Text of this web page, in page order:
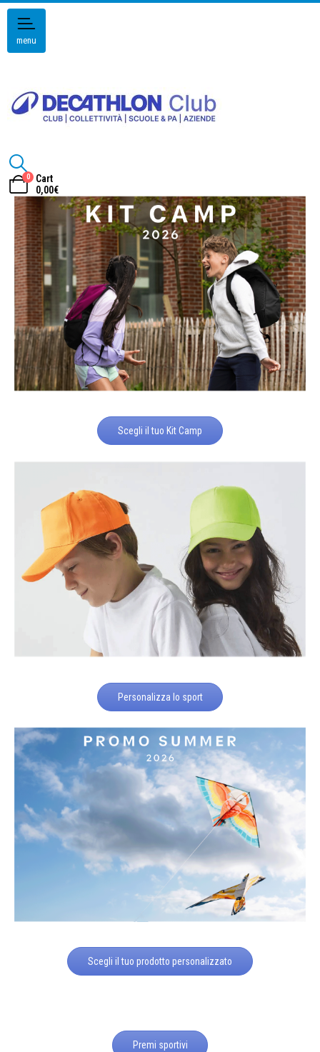
menu
0
Cart
0,00€
Scegli il tuo Kit Camp
Personalizza lo sport
Scegli il tuo prodotto personalizzato
Premi sportivi